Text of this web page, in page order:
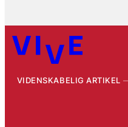
VIDENSKABELIG ARTIKEL